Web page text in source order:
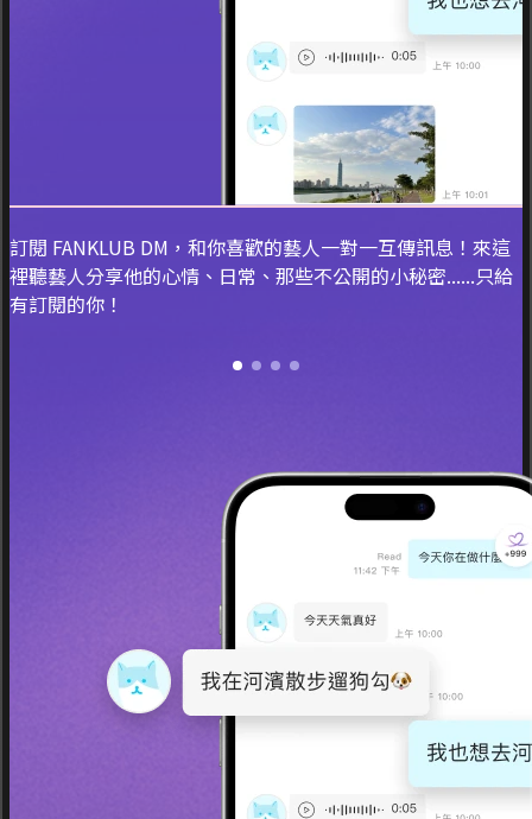
訂閱 FANKLUB DM，和你喜歡的藝人一對一互傳訊息！來這
裡聽藝人分享他的心情、日常、那些不公開的小秘密......只給
有訂閱的你！